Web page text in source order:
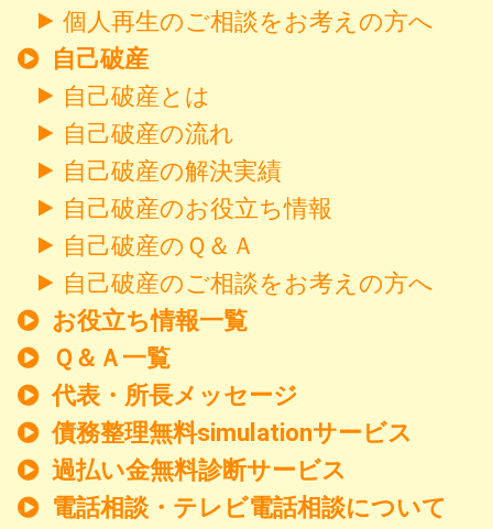
個人再生のご相談をお考えの方へ
自己破産
自己破産とは
自己破産の流れ
自己破産の解決実績
自己破産のお役立ち情報
自己破産のＱ＆Ａ
自己破産のご相談をお考えの方へ
お役立ち情報一覧
Ｑ＆Ａ一覧
代表・所長メッセージ
債務整理無料simulationサービス
過払い金無料診断サービス
電話相談・テレビ電話相談について